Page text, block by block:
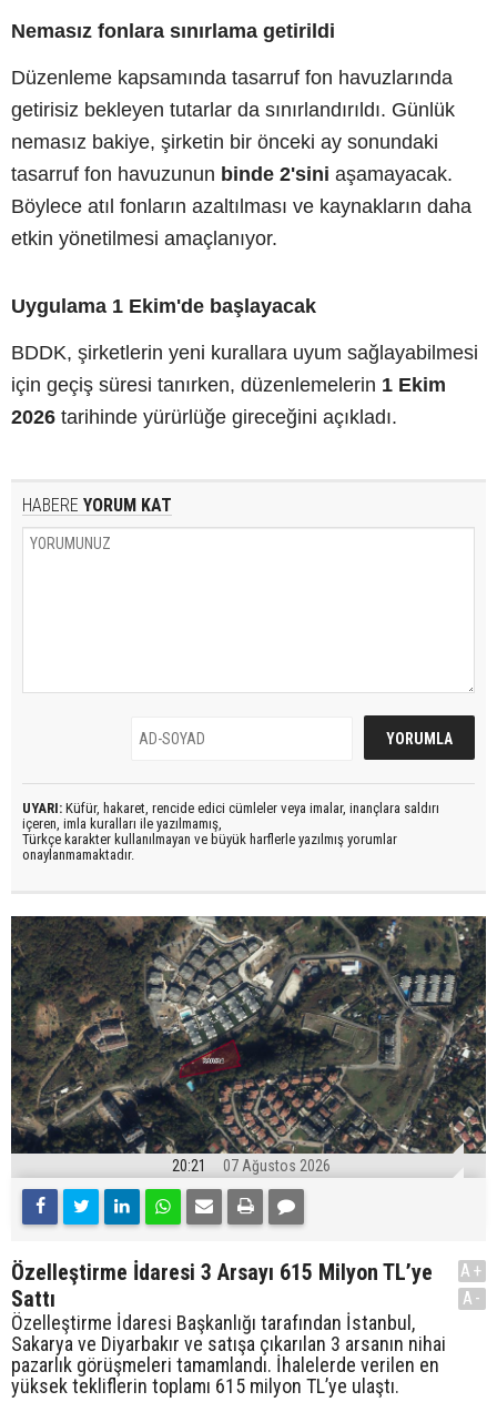
Nemasız fonlara sınırlama getirildi
Düzenleme kapsamında tasarruf fon havuzlarında
getirisiz bekleyen tutarlar da sınırlandırıldı. Günlük
nemasız bakiye, şirketin bir önceki ay sonundaki
tasarruf fon havuzunun binde 2'sini aşamayacak.
Böylece atıl fonların azaltılması ve kaynakların daha
etkin yönetilmesi amaçlanıyor.
Uygulama 1 Ekim'de başlayacak
BDDK, şirketlerin yeni kurallara uyum sağlayabilmesi
için geçiş süresi tanırken, düzenlemelerin 1 Ekim
2026 tarihinde yürürlüğe gireceğini açıkladı.
HABERE YORUM KAT
UYARI: Küfür, hakaret, rencide edici cümleler veya imalar, inançlara saldırı
içeren, imla kuralları ile yazılmamış,
Türkçe karakter kullanılmayan ve büyük harflerle yazılmış yorumlar
onaylanmamaktadır.
20:21 07 Ağustos 2026
Özelleştirme İdaresi 3 Arsayı 615 Milyon TL’ye
Sattı
Özelleştirme İdaresi Başkanlığı tarafından İstanbul,
Sakarya ve Diyarbakır ve satışa çıkarılan 3 arsanın nihai
pazarlık görüşmeleri tamamlandı. İhalelerde verilen en
yüksek tekliflerin toplamı 615 milyon TL’ye ulaştı.
A+
A-